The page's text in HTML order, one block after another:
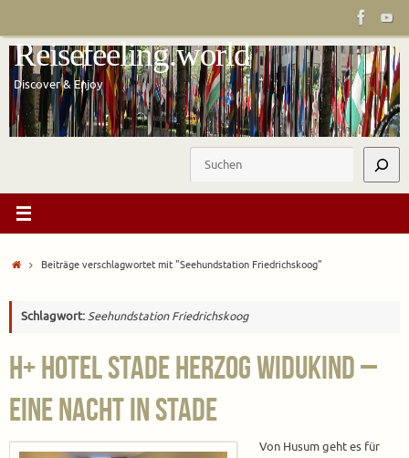
springen
Reisefeeling.world
Discover & Enjoy
StartBeiträge verschlagwortet mit "Seehundstation Friedrichskoog"
Schlagwort:Seehundstation Friedrichskoog
H+ Hotel Stade Herzog Widukind –
Eine Nacht in Stade
Von Husum geht es für